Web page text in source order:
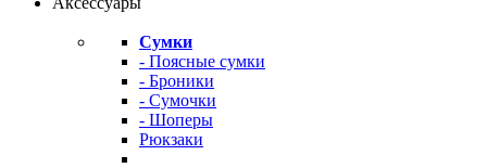
Сумки
- Поясные сумки
- Броники
- Сумочки
- Шоперы
Рюкзаки